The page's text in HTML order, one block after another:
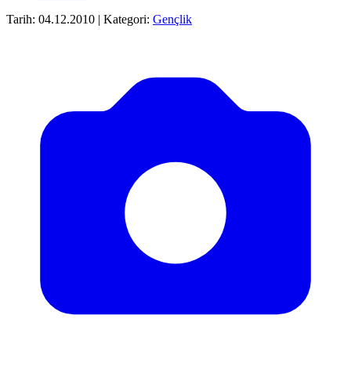
Tarih: 04.12.2010 | Kategori: Gençlik